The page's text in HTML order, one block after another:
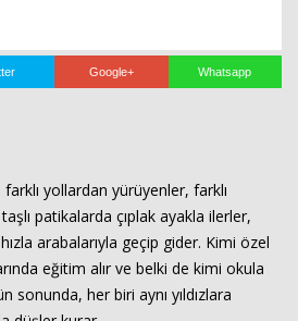
Google+ Whatsapp
yollardan yürüyenler, farklı
patikalarda çıplak ayakla ilerler,
arabalarıyla geçip gider. Kimi özel
eğitim alır ve belki de kimi okula
her biri aynı yıldızlara
İLETİŞİM